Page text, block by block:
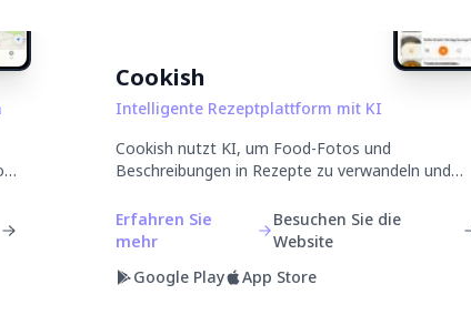
Cookish
Intelligente Rezeptplattform mit KI
Cookish nutzt KI, um Food-Fotos und
Beschreibungen in Rezepte zu verwandeln und
Erfahren Sie
mehr
Besuchen Sie die
Website
Google Play
App Store